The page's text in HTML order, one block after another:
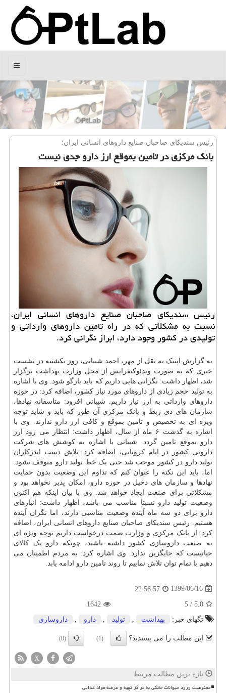
منو
رئیس سندیكای صاحبان صنایع داروهای انسانی ایران؛
بانك مركزی در تامین بموقع ارز دارو جدی نیست
رئیس سندیكای صاحبان صنایع داروهای انسانی ایران،
نسبت به مشكلاتی كه در راه تامین داروهای وارداتی و
تولیدی در كشور وجود دارد، ابراز نگرانی كرد.
به گزارش اپتیک به نقل از مهر، احمد شیبانی، روز یکشنبه در نشست
خبری که به صورت ویدئوکنفرانس از محل وزارت بهداشت برگزار
شد، اظهار داشت: نگرانی هایی داریم که باید بازگو شود. وی با اشاره
به تولید حجم زیادی از داروهای مورد نیاز کشور، اضافه کرد: در حوزه
داروهای وارداتی به ارز نیاز داریم. شیبانی افزود: متاسفانه نهادها،
سازمان های ذی ربط و بانک مرکزی آن طور که باید و شاید توجه
ویژه ای به تخصیص و تامین بموقع و کافی ارزدارو ندارند. وی با
اشاره به گذشت ۶ ماه از سال، اظهار داشت: انتظار می رود ارز
دارو بموقع تامین گردد. شیبانی با اشاره به کوشش های شرکت
دارویی کشور در ایام کرونایی، اضافه کرد: تلاش دست اندرکاران
تولید دارو در کشور موجب شد حتی یک خط تولید دارو متوقف نشود.
اما، باید این نکته را عنوان کنم که تداوم این وضعیت بدون حمایت
نهادها و سازمان های دخیل در حوزه دارو، امکان پذیر نخواهد بود و
مشکلاتی برای صنعت ایجاد خواهد شد. وی با بیان اینکه هم اکنون
وضعیت تولید دارو نسبتا مناسب می باشد، اظهار داشت: انبارهای
دارو برای دو سه ماه آینده وضعیت مناسبی دارند، اما نگران آینده
هستیم. رئیس سندیکای صاحبان صنایع داروهای انسانی ایران، اضافه
کرد: از بانک مرکزی و وزارت صمت درخواست داریم توجه ویژه ای
به صنعت داروسازی کشور داشته باشند، چونکه دارو یک کالای
حیاتیست که جایگزین ندارد. وی اشاره کرد: به مردم اطمینان می
دهیم با تمام توان تلاش نماییم تا روند تامین دارو ادامه یابد.
1399/06/16
22:56:57
5.0
/
5
1642
تگهای خبر:
بهداشت تولید دارو داروسازی
این مطلب را می پسندید؟ (1)
(0)
X
تازه ترین مطالب مرتبط
ممنوعیت ورود حیوانات خانگی به مراکز تهیه و عرضه مواد غذایی